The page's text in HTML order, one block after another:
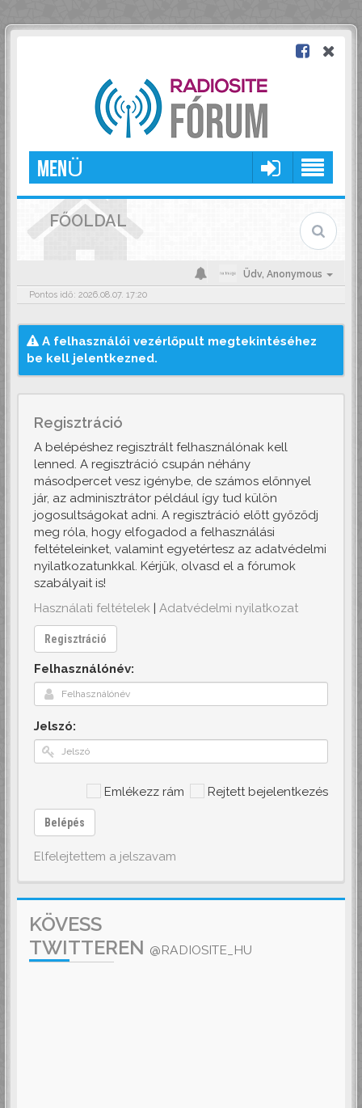
MENÜ
FŐOLDAL
Üdv, Anonymous
Pontos idő: 2026.08.07. 17:20
A felhasználói vezérlőpult megtekintéséhez
be kell jelentkezned.
Regisztráció
A belépéshez regisztrált felhasználónak kell
lenned. A regisztráció csupán néhány
másodpercet vesz igénybe, de számos előnnyel
jár, az adminisztrátor például így tud külön
jogosultságokat adni. A regisztráció előtt győződj
meg róla, hogy elfogadod a felhasználási
feltételeinket, valamint egyetértesz az adatvédelmi
nyilatkozatunkkal. Kérjük, olvasd el a fórumok
szabályait is!
Használati feltételek | Adatvédelmi nyilatkozat
Regisztráció
Felhasználónév:
Jelszó:
Emlékezz rám Rejtett bejelentkezés
Belépés
Elfelejtettem a jelszavam
KÖVESS
TWITTEREN @RADIOSITE_HU